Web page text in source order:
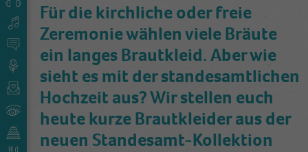
Für die kirchliche oder freie
Zeremonie wählen viele Bräute
ein langes Brautkleid. Aber wie
sieht es mit der standesamtlichen
Hochzeit aus? Wir stellen euch
heute kurze Brautkleider aus der
neuen Standesamt-Kollektion